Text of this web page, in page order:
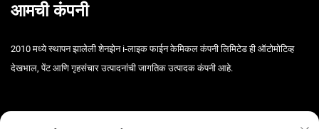
आमची कंपनी
2010 मध्ये स्थापन झालेली शेनझेन i-लाइक फाईन केमिकल कंपनी लिमिटेड ही ऑटोमोटिव्ह
देखभाल, पेंट आणि गृहसंचार उत्पादनांची जागतिक उत्पादक कंपनी आहे.